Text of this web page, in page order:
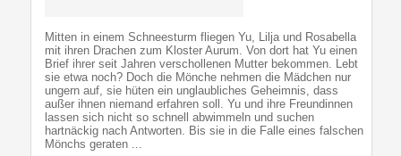
Mitten in einem Schneesturm fliegen Yu, Lilja und Rosabella
mit ihren Drachen zum Kloster Aurum. Von dort hat Yu einen
Brief ihrer seit Jahren verschollenen Mutter bekommen. Lebt
sie etwa noch? Doch die Mönche nehmen die Mädchen nur
ungern auf, sie hüten ein unglaubliches Geheimnis, dass
außer ihnen niemand erfahren soll. Yu und ihre Freundinnen
lassen sich nicht so schnell abwimmeln und suchen
hartnäckig nach Antworten. Bis sie in die Falle eines falschen
Mönchs geraten ...